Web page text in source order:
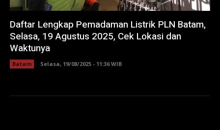
Daftar Lengkap Pemadaman Listrik PLN Batam,
Selasa, 19 Agustus 2025, Cek Lokasi dan
Waktunya
Batam Selasa, 19/08/2025 - 11:36 WIB